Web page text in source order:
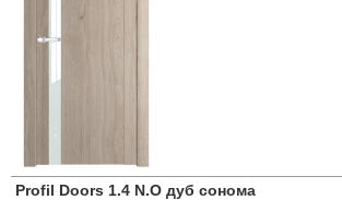
Profil Doors 1.4 N.O дуб сонома